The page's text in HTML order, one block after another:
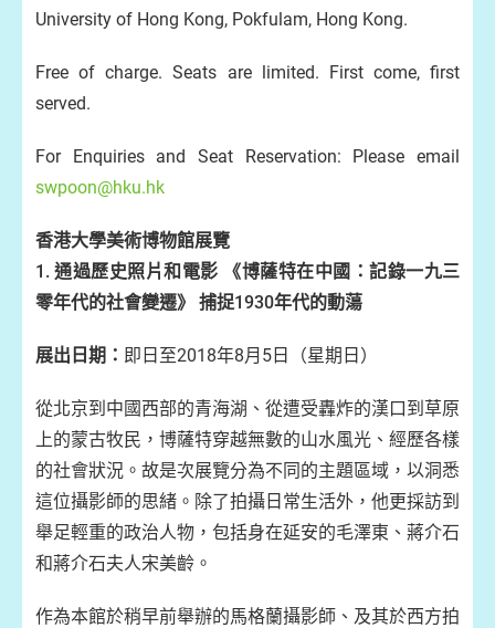
University of Hong Kong, Pokfulam, Hong Kong.
Free of charge. Seats are limited. First come, first
served.
For Enquiries and Seat Reservation: Please email
swpoon@hku.hk
香港大學美術博物館展覽
1. 通過歷史照片和電影 《博薩特在中國：記錄一九三
零年代的社會變遷》 捕捉1930年代的動蕩
展出日期： 即日至2018年8月5日（星期日）
從北京到中國西部的青海湖、從遭受轟炸的漢口到草原
上的蒙古牧民，博薩特穿越無數的山水風光、經歷各樣
的社會狀況。故是次展覽分為不同的主題區域，以洞悉
這位攝影師的思緒。除了拍攝日常生活外，他更採訪到
舉足輕重的政治人物，包括身在延安的毛澤東、蔣介石
和蔣介石夫人宋美齡。
作為本館於稍早前舉辦的馬格蘭攝影師、及其於西方拍